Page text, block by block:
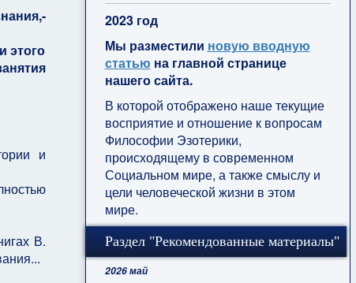
этого
и
В.
2023 год
Мы разместили новую вводную
статью на главной странице
нашего сайта.
В которой отображено наше текущие
восприятие и отношение к вопросам
Философии Эзотерики,
происходящему в современном
Социальном мире, а также смыслу и
цели человеческой жизни в этом
мире.
Раздел "Рекомендованные материалы"
2026 май